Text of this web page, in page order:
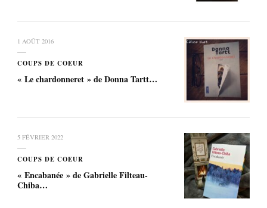
1 AOÛT 2016
COUPS DE COEUR
« Le chardonneret » de Donna Tartt…
5 FÉVRIER 2022
COUPS DE COEUR
« Encabanée » de Gabrielle Filteau-
Chiba…